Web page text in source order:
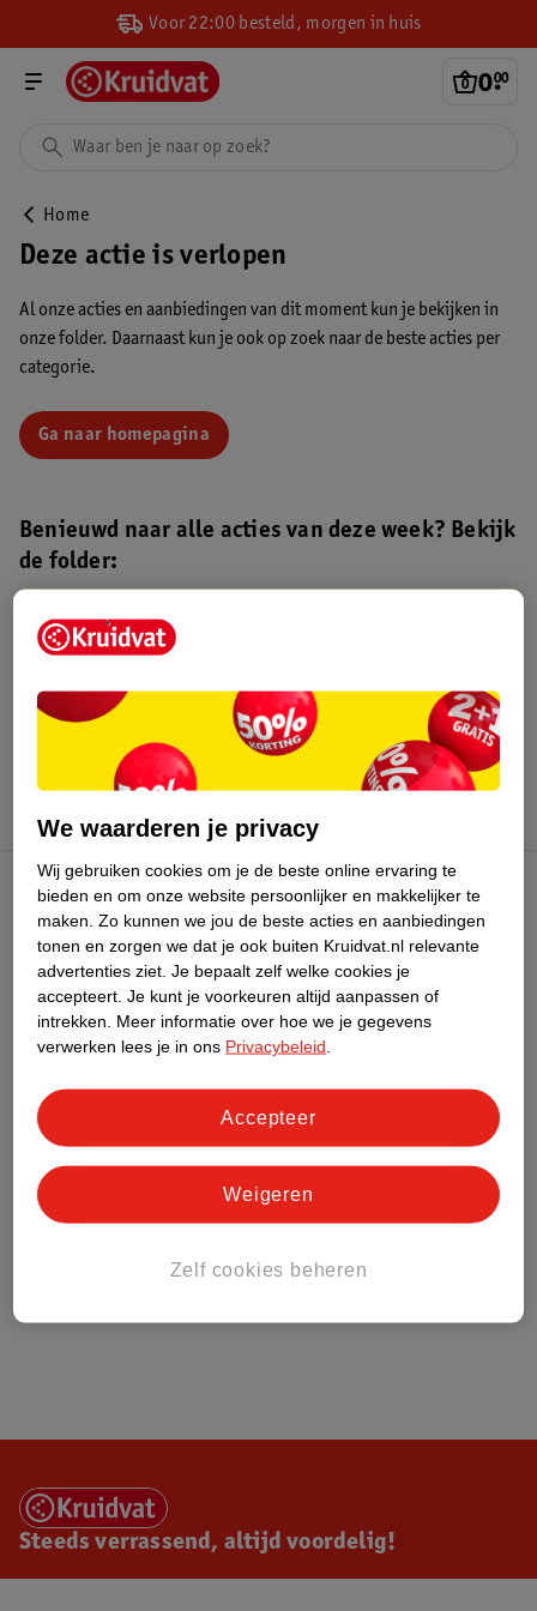
Voor 22:00 besteld, morgen in huis
0.
00
Home
Deze actie is verlopen
Al onze acties en aanbiedingen van dit moment kun je bekijken in
onze folder. Daarnaast kun je ook op zoek naar de beste acties per
categorie.
Ga naar homepagina
Benieuwd naar alle acties van deze week? Bekijk
de folder:
Kruidvat folder
augustus 2026.
Kruidvat Club
Klantenservice
Over Kruidvat
Steeds verrassend, altijd voordelig!
We waarderen je privacy
Wij gebruiken cookies om je de beste online ervaring te
bieden en om onze website persoonlijker en makkelijker te
maken. Zo kunnen we jou de beste acties en aanbiedingen
tonen en zorgen we dat je ook buiten Kruidvat.nl relevante
advertenties ziet. Je bepaalt zelf welke cookies je
accepteert. Je kunt je voorkeuren altijd aanpassen of
intrekken.
Meer informatie over hoe we je gegevens
verwerken lees je in ons Privacybeleid
Zelf cookies beheren
Weigeren
Accepteer